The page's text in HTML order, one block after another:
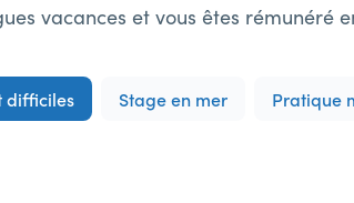
vacances et vous êtes rémunéré
difficiles Stage en mer Pratique